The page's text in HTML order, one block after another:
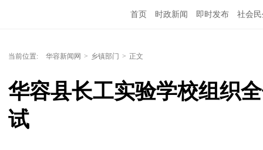
首页 时政新闻 即时发布 社会
当前位置: 华容新闻网 > 乡镇部门 > 正文
华容县长工实验学校组织
试